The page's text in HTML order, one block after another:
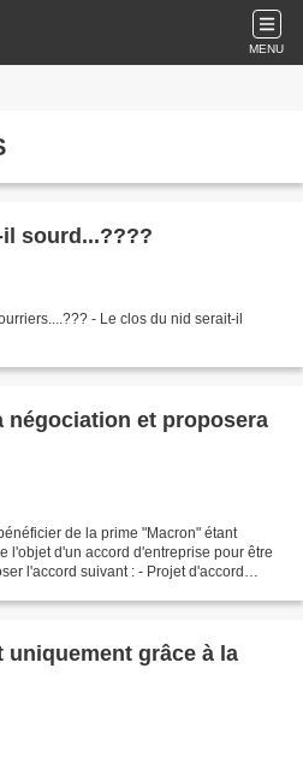
MENU
sourd...????
clos du nid serait-il
négociation et proposera
de la prime "Macron" étant
l'objet d'un accord d'entreprise pour être
suivant : - Projet d'accord
uniquement grâce à la